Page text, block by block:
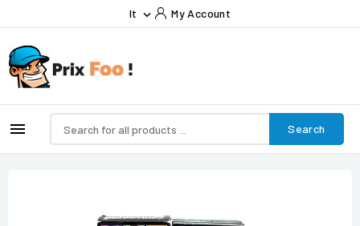
It  My Account
 Search